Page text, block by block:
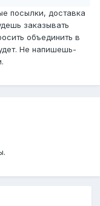
посылки, доставка
заказывать
объединить в
Не напишешь-